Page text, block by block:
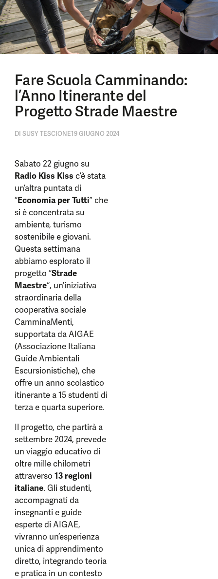
Fare Scuola Camminando:
l’Anno Itinerante del
Progetto Strade Maestre
DI SUSY TESCIONE19 GIUGNO 2024
Sabato 22 giugno su
Radio Kiss Kiss c’è stata
un’altra puntata di
“Economia per Tutti” che
si è concentrata su
ambiente, turismo
sostenibile e giovani.
Questa settimana
abbiamo esplorato il
progetto “Strade
Maestre“, un’iniziativa
straordinaria della
cooperativa sociale
CamminaMenti,
supportata da AIGAE
(Associazione Italiana
Guide Ambientali
Escursionistiche), che
offre un anno scolastico
itinerante a 15 studenti di
terza e quarta superiore.
Il progetto, che partirà a
settembre 2024, prevede
un viaggio educativo di
oltre mille chilometri
attraverso 13 regioni
italiane. Gli studenti,
accompagnati da
insegnanti e guide
esperte di AIGAE,
vivranno un’esperienza
unica di apprendimento
diretto, integrando teoria
e pratica in un contesto